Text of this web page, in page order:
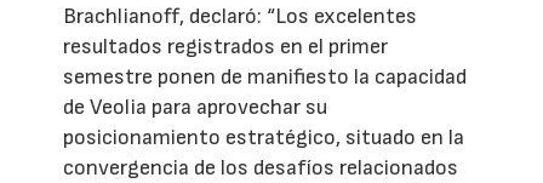
Brachlianoff, declaró: “Los excelentes
resultados registrados en el primer
semestre ponen de manifiesto la capacidad
de Veolia para aprovechar su
posicionamiento estratégico, situado en la
convergencia de los desafíos relacionados